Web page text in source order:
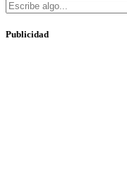
Publicidad